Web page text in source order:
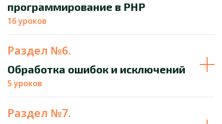
программирование в PHP
16 уроков
Раздел №6.
Обработка ошибок и исключений
5 уроков
Раздел №7.